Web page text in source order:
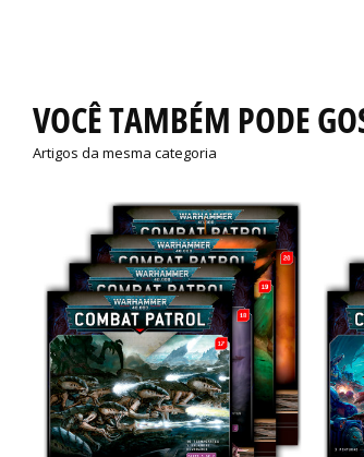
VOCÊ TAMBÉM PODE
Artigos da mesma categoria